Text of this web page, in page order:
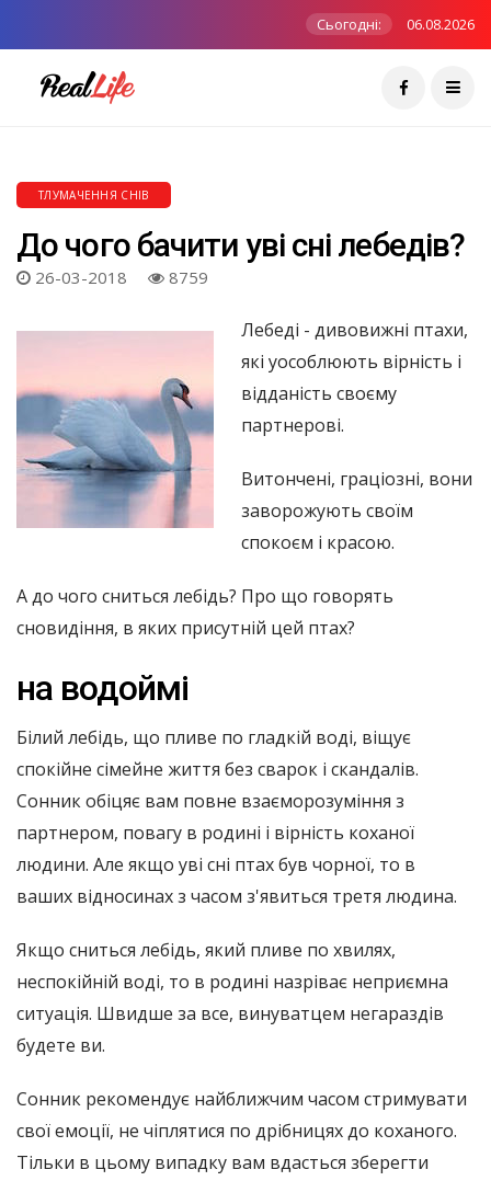
Сьогодні: 06.08.2026
ТЛУМАЧЕННЯ СНІВ
До чого бачити уві сні лебедів?
26-03-2018 8759
Лебеді - дивовижні птахи,
які уособлюють вірність і
відданість своєму
партнерові.
Витончені, граціозні, вони
заворожують своїм
спокоєм і красою.
А до чого сниться лебідь? Про що говорять
сновидіння, в яких присутній цей птах?
на водоймі
Білий лебідь, що пливе по гладкій воді, віщує
спокійне сімейне життя без сварок і скандалів.
Сонник обіцяє вам повне взаєморозуміння з
партнером, повагу в родині і вірність коханої
людини. Але якщо уві сні птах був чорної, то в
ваших відносинах з часом з'явиться третя людина.
Якщо сниться лебідь, який пливе по хвилях,
неспокійній воді, то в родині назріває неприємна
ситуація. Швидше за все, винуватцем негараздів
будете ви.
Сонник рекомендує найближчим часом стримувати
свої емоції, не чіплятися по дрібницях до коханого.
Тільки в цьому випадку вам вдасться зберегти